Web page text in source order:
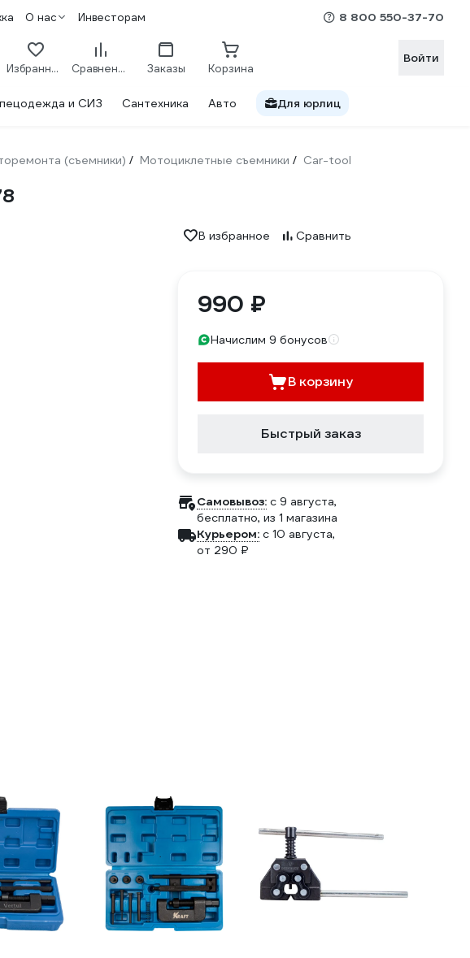
О нас Инвесторам 8 800 550-37-70
Избранное Сравнение Заказы Корзина
Войти
и СИЗ Сантехника Авто Для юрлиц
(съемники) / Мотоциклетные съемники / Car-tool
В избранное Сравнить
990 ₽
Начислим 9 бонусов
В корзину
Быстрый заказ
Самовывоз: c 9 августа,
бесплатно, из 1 магазина
Курьером: c 10 августа,
от 290 ₽